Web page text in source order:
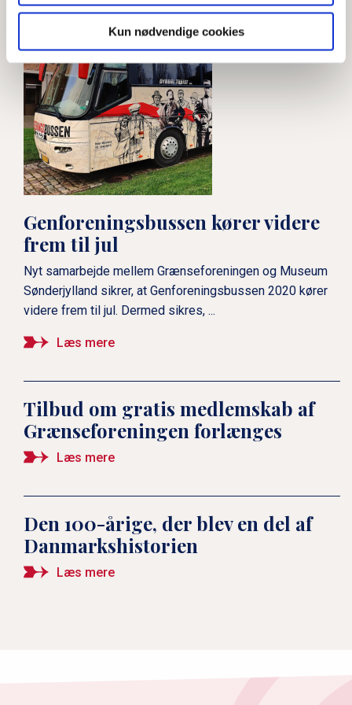
Kun nødvendige cookies
Statsministeren svarer: Hvad
betyder Genforeningen?
Margrethe Vestager svarer:
Hvad betyder Genforeningen?
Udenrigsministeren svarer:
Hvad betyder Genforeningen?
Sigurd Barrett:
“Genforeningen minder os
hinanden"
Mindretallene i det dansk-
os, der har flyttet os. Det har
grænsen"
Ambassadør Friis Arne
Genforeningsbussen kører videre
frem til jul
Nyt samarbejde mellem Grænseforeningen og Museum
Sønderjylland sikrer, at Genforeningsbussen 2020 kører
videre frem til jul. Dermed sikres, ...
Læs mere
Tilbud om gratis medlemskab af
Grænseforeningen forlænges
Læs mere
Den 100-årige, der blev en del af
Danmarkshistorien
Læs mere